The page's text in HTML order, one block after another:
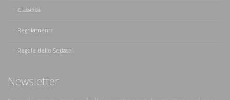
Classifica
Regolamento
Regole dello Squash
Newsletter